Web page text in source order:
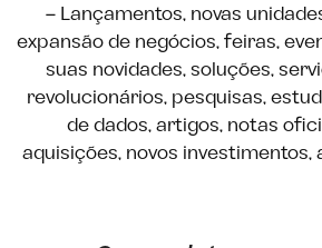
– Lançamentos, novas
expansão de negócios, feiras,
suas novidades, soluções,
revolucionários, pesquisas,
de dados, artigos, notas
aquisições, novos investimentos,